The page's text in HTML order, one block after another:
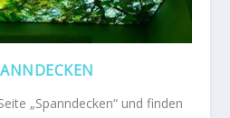
„Spanndecken“ und finden